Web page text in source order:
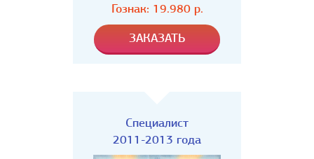
Гознак: 19.980р.
Специалист
2011-2013 года